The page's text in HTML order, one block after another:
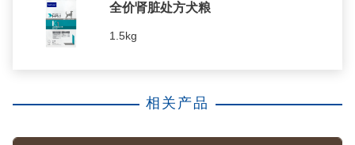
全价肾脏处方犬粮
1.5kg
相关产品